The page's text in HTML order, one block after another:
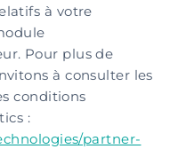
à votre
Pour plus de
à consulter les
conditions
:
partner-